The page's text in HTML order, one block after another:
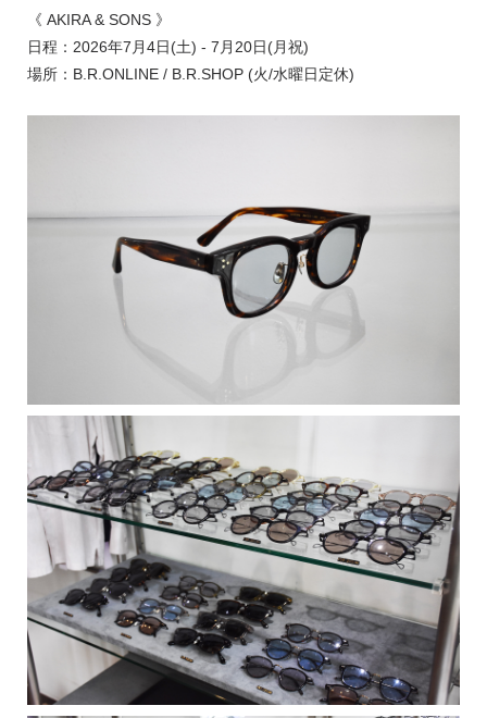
《 AKIRA & SONS 》
日程：2026年7月4日(土) - 7月20日(月祝)
場所：B.R.ONLINE / B.R.SHOP (火/水曜日定休)